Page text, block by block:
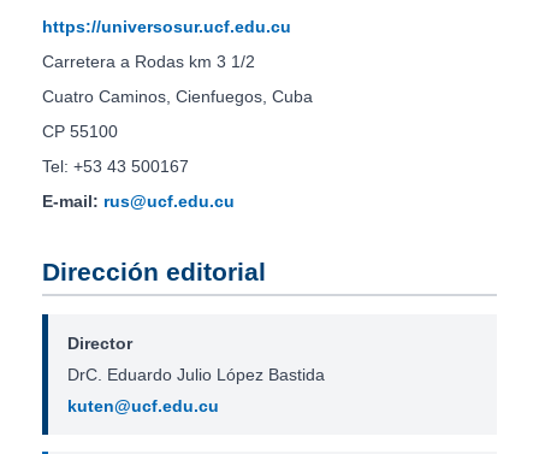
https://universosur.ucf.edu.cu
Carretera a Rodas km 3 1/2
Cuatro Caminos, Cienfuegos, Cuba
CP 55100
Tel: +53 43 500167
E-mail: rus@ucf.edu.cu
Dirección editorial
Director
DrC. Eduardo Julio López Bastida
kuten@ucf.edu.cu